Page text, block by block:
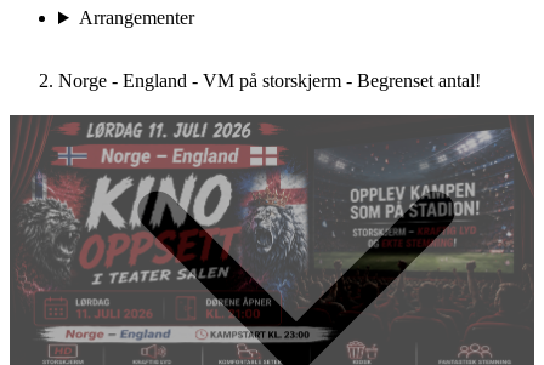
Arrangementer
Norge - England - VM på storskjerm - Begrenset antal!